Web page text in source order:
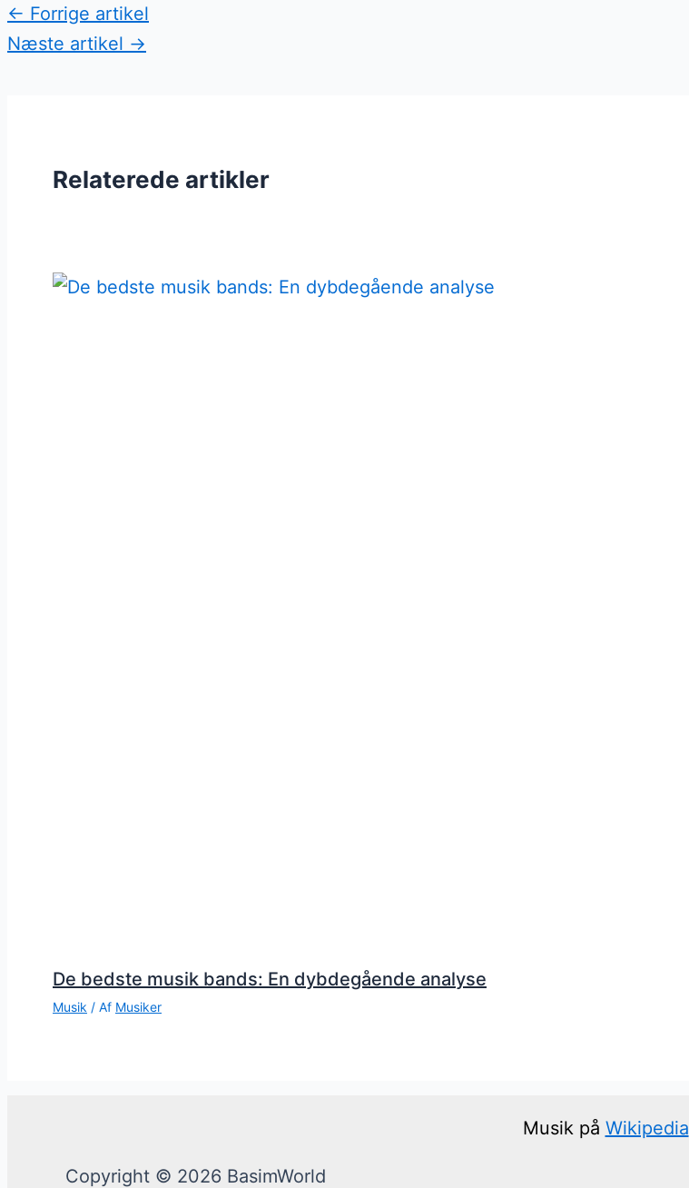
← Forrige artikel
Næste artikel →
Relaterede artikler
De bedste musik bands: En dybdegående analyse
Musik / Af Musiker
Musik på Wikipedia
Copyright © 2026 BasimWorld